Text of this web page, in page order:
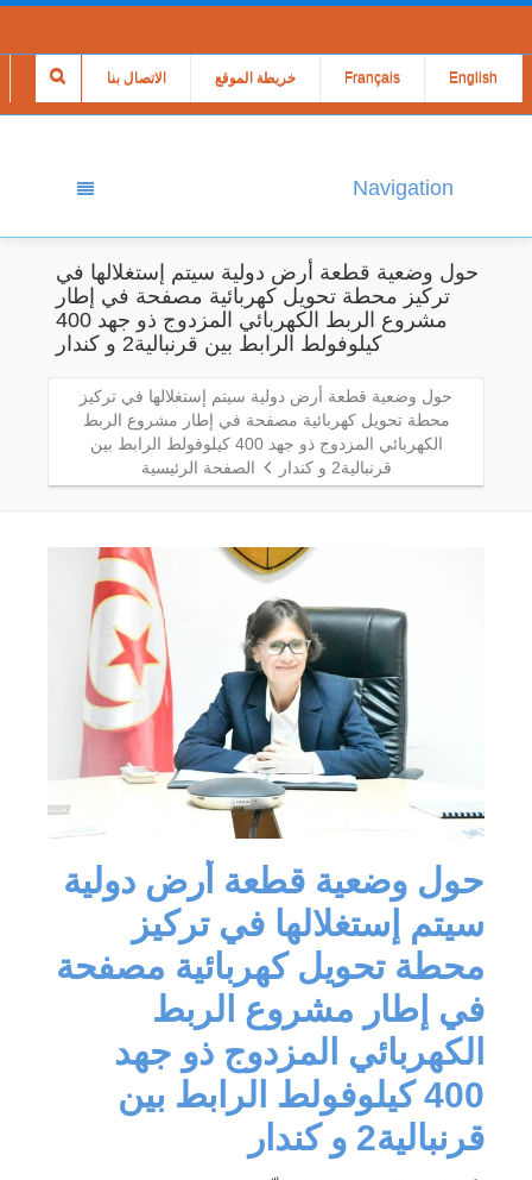
الاتصال بنا خريطة الموقع Français English
Navigation
حول وضعية قطعة أرض دولية سيتم إستغلالها في
تركيز محطة تحويل كهربائية مصفحة في إطار
مشروع الربط الكهربائي المزدوج ذو جهد 400
كيلوفولط الرابط بين قرنبالية2 و كندار
حول وضعية قطعة أرض دولية سيتم إستغلالها في تركيز
محطة تحويل كهربائية مصفحة في إطار مشروع الربط
الكهربائي المزدوج ذو جهد 400 كيلوفولط الرابط بين
قرنبالية2 و كندار
الصفحة الرئيسية
حول وضعية قطعة أرض دولية
سيتم إستغلالها في تركيز
محطة تحويل كهربائية مصفحة
في إطار مشروع الربط
الكهربائي المزدوج ذو جهد
400 كيلوفولط الرابط بين
قرنبالية2 و كندار